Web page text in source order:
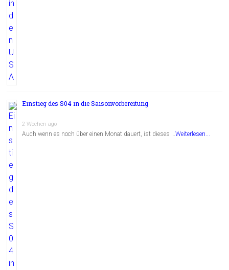
Einstieg des S04 in die Saisonvorbereitung
2 Wochen ago
Auch wenn es noch über einen Monat dauert, ist dieses …Weiterlesen...